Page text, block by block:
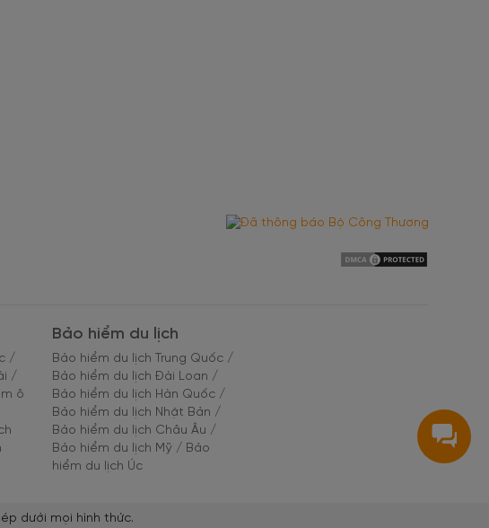
/
/
ô
Bảo hiểm du lịch
Bảo hiểm du lịch Trung Quốc /
Bảo hiểm du lịch Đài Loan /
Bảo hiểm du lịch Hàn Quốc /
Bảo hiểm du lịch Nhật Bản /
Bảo hiểm du lịch Châu Âu /
Bảo hiểm du lịch Mỹ / Bảo
hiểm du lịch Úc
dưới mọi hình thức.